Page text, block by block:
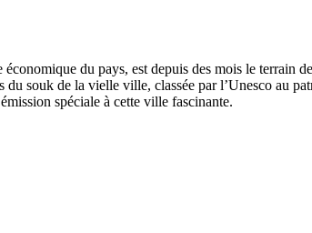
du pays, est depuis des mois le terrain
du souk de la vielle ville, classée par l’Unesco au
spéciale à cette ville fascinante.